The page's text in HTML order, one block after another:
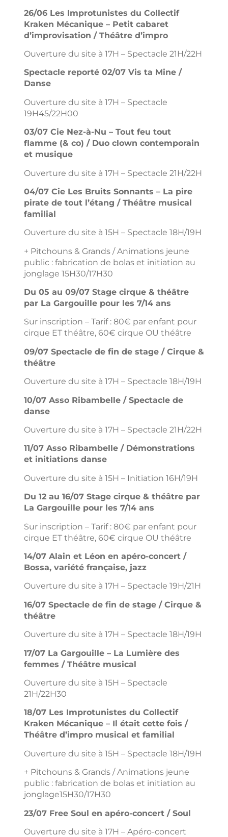
26/06 Les Improtunistes du Collectif
Kraken Mécanique – Petit cabaret
d’improvisation / Théâtre d’impro
Ouverture du site à 17H – Spectacle 21H/22H
Spectacle reporté 02/07 Vis ta Mine /
Danse
Ouverture du site à 17H – Spectacle
19H45/22H00
03/07 Cie Nez-à-Nu – Tout feu tout
flamme (& co) / Duo clown contemporain
et musique
Ouverture du site à 17H – Spectacle 21H/22H
04/07 Cie Les Bruits Sonnants – La pire
pirate de tout l’étang / Théâtre musical
familial
Ouverture du site à 15H – Spectacle 18H/19H
+ Pitchouns & Grands / Animations jeune
public : fabrication de bolas et initiation au
jonglage 15H30/17H30
Du 05 au 09/07 Stage cirque & théâtre
par La Gargouille pour les 7/14 ans
Sur inscription – Tarif : 80€ par enfant pour
cirque ET théâtre, 60€ cirque OU théâtre
09/07 Spectacle de fin de stage / Cirque &
théâtre
Ouverture du site à 17H – Spectacle 18H/19H
10/07 Asso Ribambelle / Spectacle de
danse
Ouverture du site à 17H – Spectacle 21H/22H
11/07 Asso Ribambelle / Démonstrations
et initiations danse
Ouverture du site à 15H – Initiation 16H/19H
Du 12 au 16/07 Stage cirque & théâtre par
La Gargouille pour les 7/14 ans
Sur inscription – Tarif : 80€ par enfant pour
cirque ET théâtre, 60€ cirque OU théâtre
14/07 Alain et Léon en apéro-concert /
Bossa, variété française, jazz
Ouverture du site à 17H – Spectacle 19H/21H
16/07 Spectacle de fin de stage / Cirque &
théâtre
Ouverture du site à 17H – Spectacle 18H/19H
17/07 La Gargouille – La Lumière des
femmes / Théâtre musical
Ouverture du site à 15H – Spectacle
21H/22H30
18/07 Les Improtunistes du Collectif
Kraken Mécanique – Il était cette fois /
Théâtre d’impro musical et familial
Ouverture du site à 15H – Spectacle 18H/19H
+ Pitchouns & Grands / Animations jeune
public : fabrication de bolas et initiation au
jonglage15H30/17H30
23/07 Free Soul en apéro-concert / Soul
Ouverture du site à 17H – Apéro-concert